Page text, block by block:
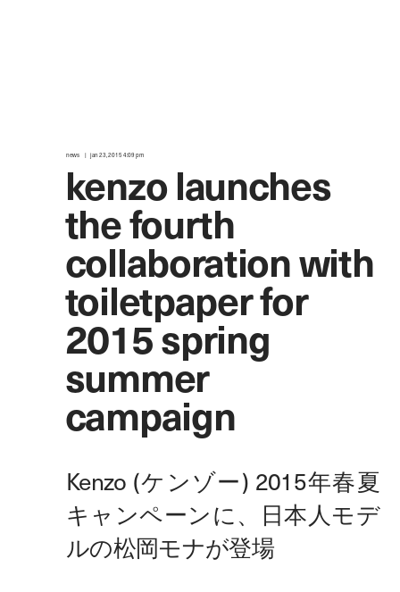
news jan 23, 2015 4:09 pm
kenzo launches
the fourth
collaboration with
toiletpaper for
2015 spring
summer
campaign